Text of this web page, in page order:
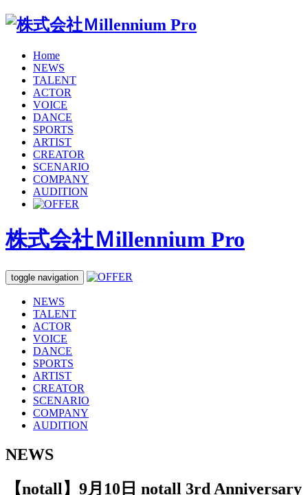
Home
NEWS
TALENT
ACTOR
VOICE
DANCE
SPORTS
ARTIST
CREATOR
SCENARIO
COMPANY
AUDITION
株式会社Ｍillennium Pro
toggle navigation
NEWS
TALENT
ACTOR
VOICE
DANCE
SPORTS
ARTIST
CREATOR
SCENARIO
COMPANY
AUDITION
NEWS
【notall】9月10日 notall 3rd Anniversary